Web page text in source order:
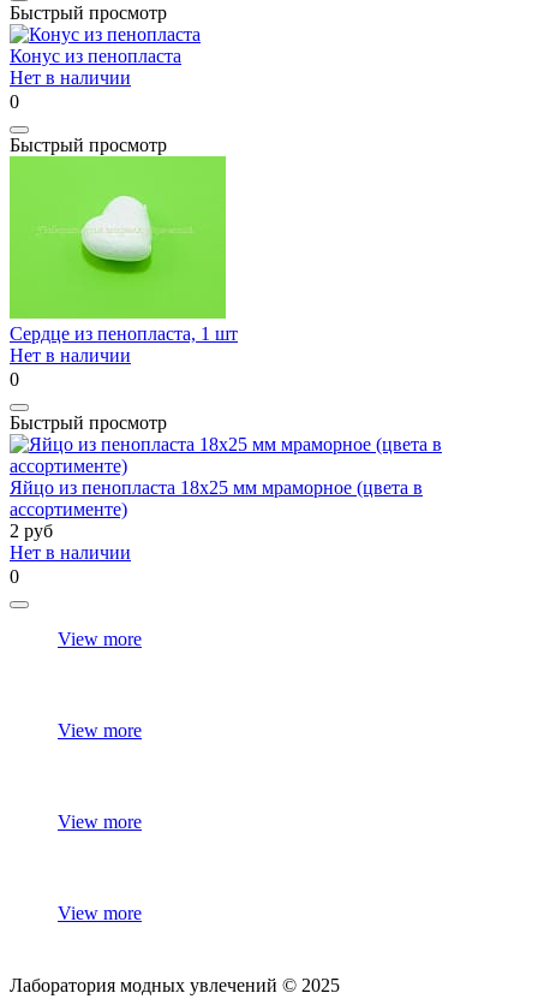
Быстрый просмотр
Конус из пенопласта
Нет в наличии
0
Быстрый просмотр
Сердце из пенопласта, 1 шт
Нет в наличии
0
Быстрый просмотр
Яйцо из пенопласта 18х25 мм мраморное (цвета в
ассортименте)
2 руб
Нет в наличии
0
View more
View more
View more
View more
Лаборатория модных увлечений © 2025